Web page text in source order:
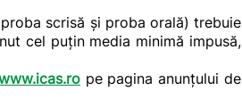
scrisă și proba orală) trebuie
cel puțin media minimă impusă,
pe pagina anunțului de